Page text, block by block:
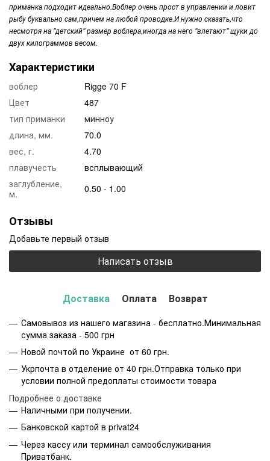
приманка подходит идеально.Воблер очень прост в управлении и ловит
рыбу буквально сам,причем на любой проводке.И нужно сказать,что
несмотря на "детский" размер воблера,иногда на него "влетают" щуки до
двух килограммов весом.
Характеристики
воблер
Rigge 70 F
Цвет
487
тип приманки
минноу
длина, мм.
70.0
вес, г.
4.70
плавучесть
всплывающий
заглубление,
м.
0.50 - 1.00
Отзывы
Добавьте первый отзыв
Написать отзыв
Доставка Оплата Возврат
Самовывоз из нашего магазина - бесплатно.Минимальная
сумма заказа - 500 грн
Новой почтой по Украине от 60 грн.
Укрпочта в отделение от 40 грн.Отправка только при
условии полной предоплаты стоимости товара
Подробнее о доставке
Наличными при получении.
Банковской картой в privat24
Через кассу или терминал самообслуживания
Приватбанк.